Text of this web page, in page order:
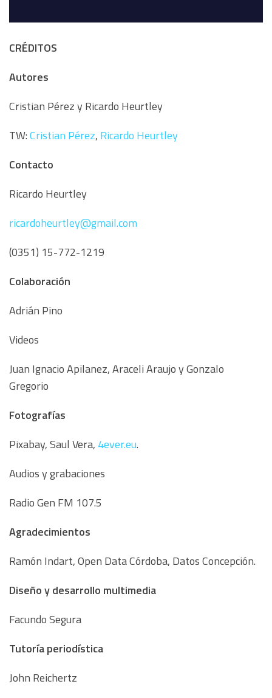
CRÉDITOS
Autores
Cristian Pérez y Ricardo Heurtley
TW:Cristian Pérez, Ricardo Heurtley
Contacto
Ricardo Heurtley
ricardoheurtley@gmail.com
(0351) 15-772-1219
Colaboración
Adrián Pino
Videos
Juan Ignacio Apilanez, Araceli Araujo y Gonzalo
Gregorio
Fotografías
Pixabay, Saul Vera, 4ever.eu.
Audios y grabaciones
Radio Gen FM 107.5
Agradecimientos
Ramón Indart, Open Data Córdoba, Datos Concepción.
Diseño y desarrollo multimedia
Facundo Segura
Tutoría periodística
John Reichertz